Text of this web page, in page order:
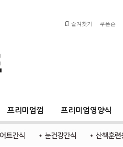
쿠폰존
즐겨찾기
프리미엄껌 프리미엄영양식